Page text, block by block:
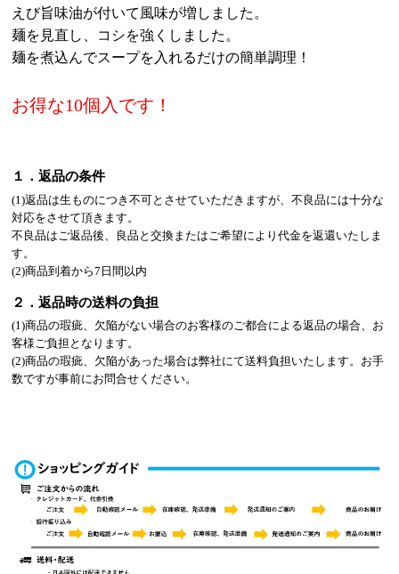
えび旨味油が付いて風味が増しました。
麺を見直し、コシを強くしました。
麺を煮込んでスープを入れるだけの簡単調理！
お得な10個入です！
１．返品の条件
(1)返品は生ものにつき不可とさせていただきますが、不良品には十分な
対応をさせて頂きます。
不良品はご返品後、良品と交換またはご希望により代金を返還いたしま
す。
(2)商品到着から7日間以内
２．返品時の送料の負担
(1)商品の瑕疵、欠陥がない場合のお客様のご都合による返品の場合、お
客様ご負担となります。
(2)商品の瑕疵、欠陥があった場合は弊社にて送料負担いたします。お手
数ですが事前にお問合せください。